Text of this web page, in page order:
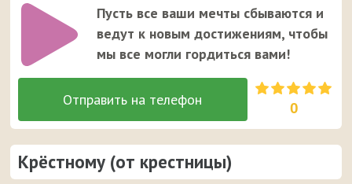
Пусть все ваши мечты сбываются и
ведут к новым достижениям, чтобы
мы все могли гордиться вами!
0
Крёстному (от крестницы)